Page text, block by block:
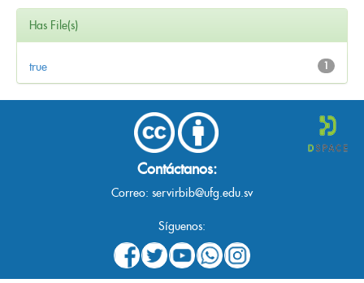
Has File(s)
1
true
Contáctanos:
Correo: servirbib@ufg.edu.sv
Síguenos: